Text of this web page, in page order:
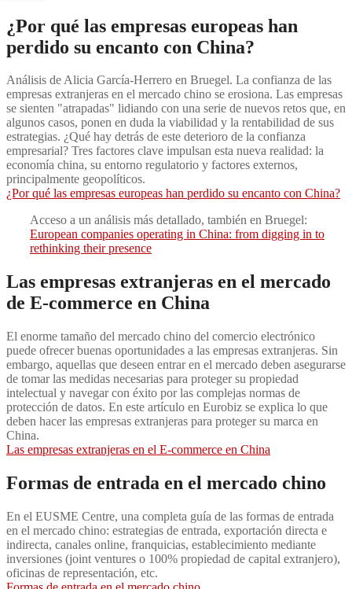
¿Por qué las empresas europeas han
perdido su encanto con China?
Análisis de Alicia García-Herrero en Bruegel. La confianza de las
empresas extranjeras en el mercado chino se erosiona. Las empresas
se sienten "atrapadas" lidiando con una serie de nuevos retos que, en
algunos casos, ponen en duda la viabilidad y la rentabilidad de sus
estrategias. ¿Qué hay detrás de este deterioro de la confianza
empresarial? Tres factores clave impulsan esta nueva realidad: la
economía china, su entorno regulatorio y factores externos,
principalmente geopolíticos.
¿Por qué las empresas europeas han perdido su encanto con China?
Acceso a un análisis más detallado, también en Bruegel:
European companies operating in China: from digging in to
rethinking their presence
Las empresas extranjeras en el mercado
de E-commerce en China
El enorme tamaño del mercado chino del comercio electrónico
puede ofrecer buenas oportunidades a las empresas extranjeras. Sin
embargo, aquellas que deseen entrar en el mercado deben asegurarse
de tomar las medidas necesarias para proteger su propiedad
intelectual y navegar con éxito por las complejas normas de
protección de datos. En este artículo en Eurobiz se explica lo que
deben hacer las empresas extranjeras para proteger su marca en
China.
Las empresas extranjeras en el E-commerce en China
Formas de entrada en el mercado chino
En el EUSME Centre, una completa guía de las formas de entrada
en el mercado chino: estrategias de entrada, exportación directa e
indirecta, canales online, franquicias, establecimiento mediante
inversiones (joint ventures o 100% propiedad de capital extranjero),
oficinas de representación, etc.